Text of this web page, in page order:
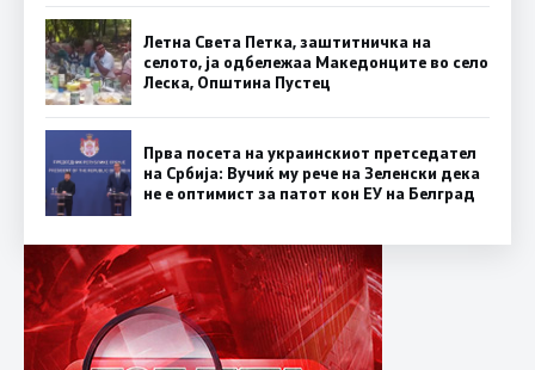
Летна Света Петка, заштитничка на
селото, ја одбележаа Македонците во село
Леска, Општина Пустец
Прва посета на украинскиот претседател
на Србија: Вучиќ му рече на Зеленски дека
не е оптимист за патот кон ЕУ на Белград